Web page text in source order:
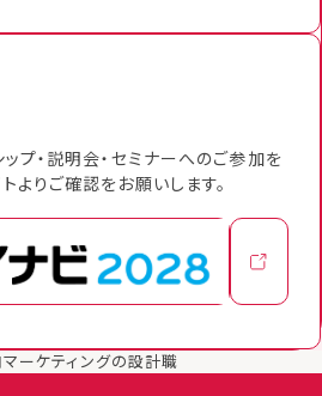
ップ・説明会・セミナーへのご参加を
よりご確認をお願いします。
ーケティングの設計職